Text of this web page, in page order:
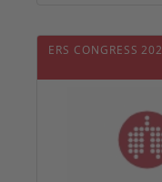
ERS CONGRESS